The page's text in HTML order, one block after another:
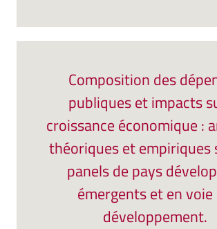
Composition des
publiques et impacts
croissance économique :
théoriques et empiriques
panels de pays
émergents et en voie
développement.